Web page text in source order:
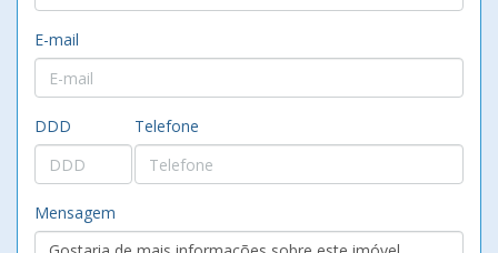
E-mail
DDD Telefone
Mensagem